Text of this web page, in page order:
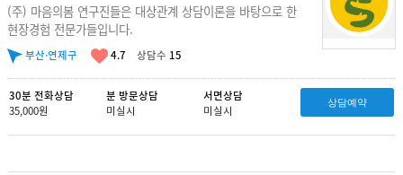
(주) 마음의봄 연구진들은 대상관계 상담이론을 바탕으로 한
현장경험 전문가들입니다.
부산·연제구 4.7 상담수 15
30분 전화상담
35,000원
분 방문상담
미실시
서면상담
미실시
상담예약